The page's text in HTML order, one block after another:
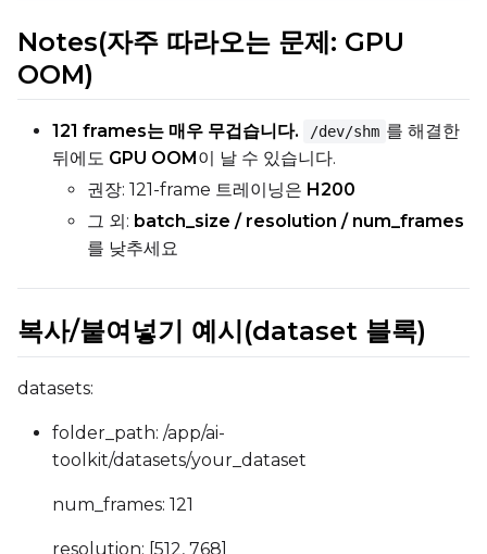
Notes(자주 따라오는 문제: GPU
OOM)
121 frames는 매우 무겁습니다. /dev/shm 를 해결한
뒤에도 GPU OOM 이 날 수 있습니다.
권장: 121-frame 트레이닝은 H200
그 외: batch_size / resolution / num_frames
를 낮추세요
복사/붙여넣기 예시(dataset 블록)
datasets:
folder_path: /app/ai-
toolkit/datasets/your_dataset
num_frames: 121
resolution: [512, 768]